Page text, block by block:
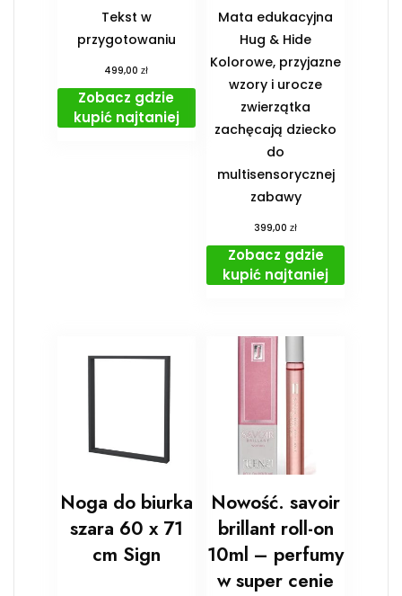
Tekst w
przygotowaniu
499,00zł
Zobacz gdzie
kupić najtaniej
Mata edukacyjna
Hug & Hide
Kolorowe, przyjazne
wzory i urocze
zwierzątka
zachęcają dziecko
do
multisensorycznej
zabawy
399,00zł
Zobacz gdzie
kupić najtaniej
Noga do biurka
szara 60 x 71
cm Sign
Nowość. savoir
brillant roll-on
10ml – perfumy
w super cenie